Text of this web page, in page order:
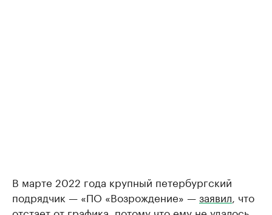
В марте 2022 года крупный петербургский
подрядчик — «ПО «Возрождение» —заявил, что